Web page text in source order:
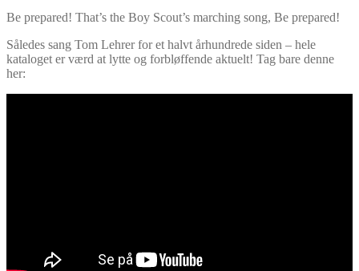
Be prepared! That’s the Boy Scout’s marching song, Be prepared!
Således sang Tom Lehrer for et halvt århundrede siden – hele
kataloget er værd at lytte og forbløffende aktuelt! Tag bare denne
her: